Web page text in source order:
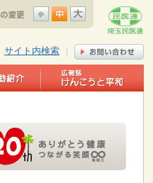
サイト内検索